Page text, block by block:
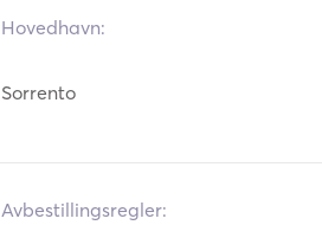
coastline, and the exclusive
Hovedhavn:
Sorrento
Avbestillingsregler: